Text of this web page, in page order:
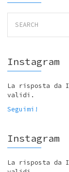
for:
Instagram
La risposta da
validi.
Seguimi!
Instagram
La risposta da